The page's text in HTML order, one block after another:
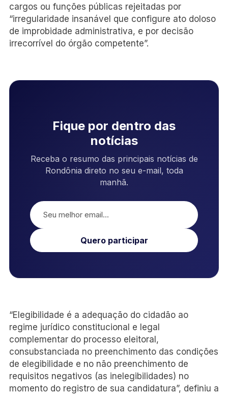
cargos ou funções públicas rejeitadas por
“irregularidade insanável que configure ato doloso
de improbidade administrativa, e por decisão
irrecorrível do órgão competente”.
Fique por dentro das
notícias
Receba o resumo das principais notícias de
Rondônia direto no seu e-mail, toda
manhã.
Quero participar
“Elegibilidade é a adequação do cidadão ao
regime jurídico constitucional e legal
complementar do processo eleitoral,
consubstanciada no preenchimento das condições
de elegibilidade e no não preenchimento de
requisitos negativos (as inelegibilidades) no
momento do registro de sua candidatura”, definiu a